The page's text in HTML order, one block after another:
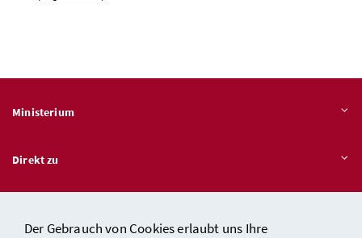
Der Gebrauch von Cookies erlaubt uns Ihre
Ministerium
Direkt zu